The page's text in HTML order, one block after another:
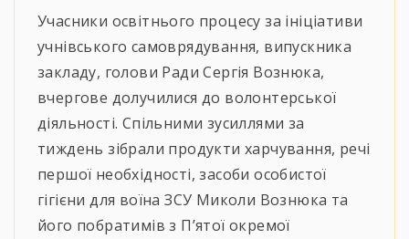
Учасники освітнього процесу за ініціативи
учнівського самоврядування, випускника
закладу, голови Ради Сергія Вознюка,
вчергове долучилися до волонтерської
діяльності. Спільними зусиллями за
тиждень зібрали продукти харчування, речі
першої необхідності, засоби особистої
гігієни для воїна ЗСУ Миколи Вознюка та
його побратимів з П’ятої окремої